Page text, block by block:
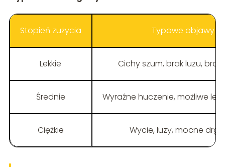
Stopień zużycia Typowe objawy
Lekkie Cichy szum, brak luzu,
Średnie Wyraźne huczenie, możliwe
Ciężkie Wycie, luzy, mocne